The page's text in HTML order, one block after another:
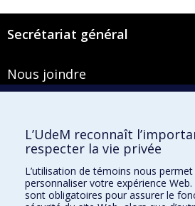
Secrétariat général
Nous joindre
Montréal (Québec) H3T 1J4
Courriel :secretariat-general@umontreal.ca
Admission
L’UdeM reconnaît
respecter la vie privée
L’utilisation de témoins nous permet
personnaliser votre expérience
sont obligatoires pour assurer le